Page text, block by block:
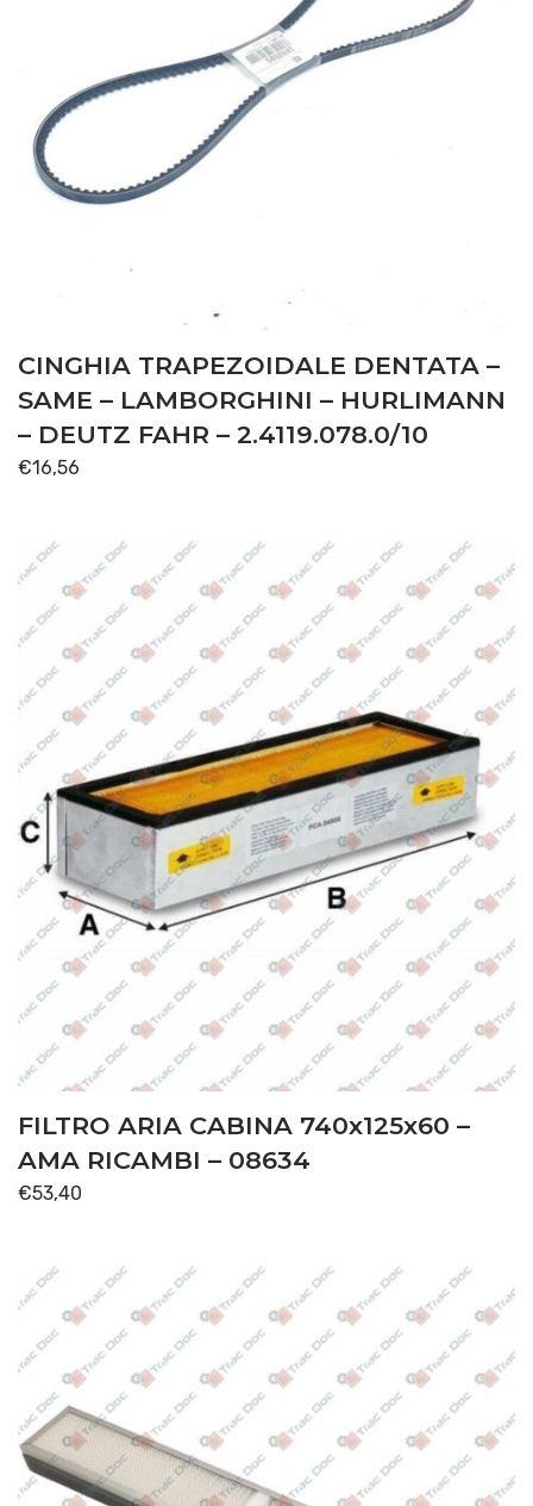
CINGHIA TRAPEZOIDALE DENTATA –
SAME – LAMBORGHINI – HURLIMANN
– DEUTZ FAHR – 2.4119.078.0/10
€16,56
FILTRO ARIA CABINA 740x125x60 –
AMA RICAMBI – 08634
€53,40